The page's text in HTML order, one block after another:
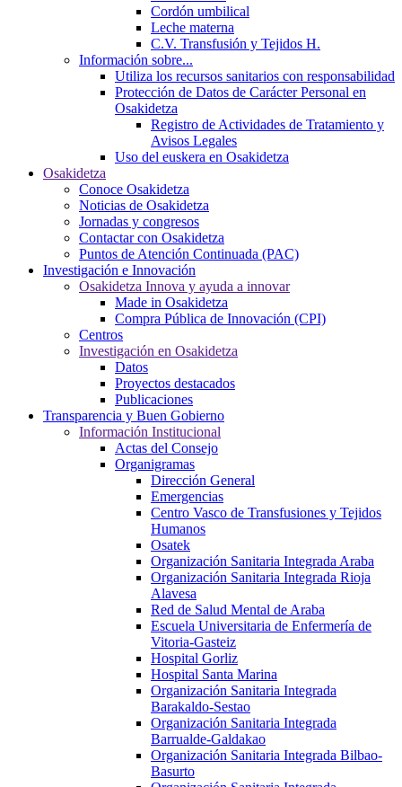
Cordón umbilical
Leche materna
C.V. Transfusión y Tejidos H.
Información sobre...
Utiliza los recursos sanitarios con responsabilidad
Protección de Datos de Carácter Personal en
Osakidetza
Registro de Actividades de Tratamiento y
Avisos Legales
Uso del euskera en Osakidetza
Osakidetza
Conoce Osakidetza
Noticias de Osakidetza
Jornadas y congresos
Contactar con Osakidetza
Puntos de Atención Continuada (PAC)
Investigación e Innovación
Osakidetza Innova y ayuda a innovar
Made in Osakidetza
Compra Pública de Innovación (CPI)
Centros
Investigación en Osakidetza
Datos
Proyectos destacados
Publicaciones
Transparencia y Buen Gobierno
Información Institucional
Actas del Consejo
Organigramas
Dirección General
Emergencias
Centro Vasco de Transfusiones y Tejidos
Humanos
Osatek
Organización Sanitaria Integrada Araba
Organización Sanitaria Integrada Rioja
Alavesa
Red de Salud Mental de Araba
Escuela Universitaria de Enfermería de
Vitoria-Gasteiz
Hospital Gorliz
Hospital Santa Marina
Organización Sanitaria Integrada
Barakaldo-Sestao
Organización Sanitaria Integrada
Barrualde-Galdakao
Organización Sanitaria Integrada Bilbao-
Basurto